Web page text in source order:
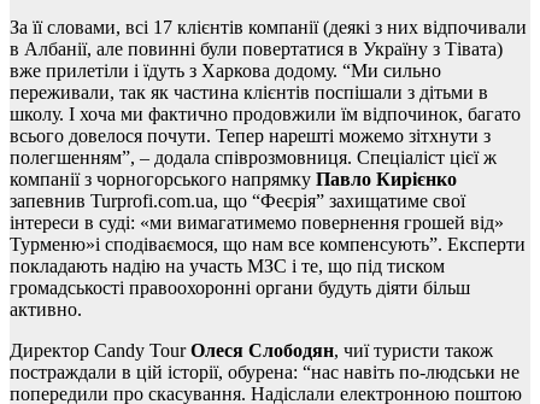
За її словами, всі 17 клієнтів компанії (деякі з них відпочивали
в Албанії, але повинні були повертатися в Україну з Тівата)
вже прилетіли і їдуть з Харкова додому. “Ми сильно
переживали, так як частина клієнтів поспішали з дітьми в
школу. І хоча ми фактично продовжили їм відпочинок, багато
всього довелося почути. Тепер нарешті можемо зітхнути з
полегшенням”, – додала співрозмовниця. Спеціаліст цієї ж
компанії з чорногорського напрямку Павло Кирієнко
запевнив Turprofi.com.ua, що “Феєрія” захищатиме свої
інтереси в суді: «ми вимагатимемо повернення грошей від»
Турменю»і сподіваємося, що нам все компенсують”. Експерти
покладають надію на участь МЗС і те, що під тиском
громадськості правоохоронні органи будуть діяти більш
активно.
Директор Candy TourОлеся Слободян, чиї туристи також
постраждали в цій історії, обурена: “нас навіть по-людськи не
попередили про скасування. Надіслали електронною поштою